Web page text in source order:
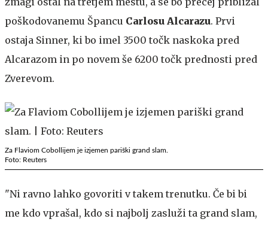
poškodovanemu Špancu Carlosu Alcarazu. Prvi
ostaja Sinner, ki bo imel 3500 točk naskoka pred
Alcarazom in po novem še 6200 točk prednosti pred
Zverevom.
Za Flaviom Cobollijem je izjemen pariški grand slam.
Foto: Reuters
"Ni ravno lahko govoriti v takem trenutku. Če bi bi
me kdo vprašal, kdo si najbolj zasluži ta grand slam,